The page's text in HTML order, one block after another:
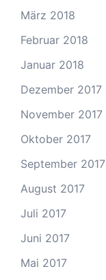
März 2018
Februar 2018
Januar 2018
Dezember 2017
November 2017
Oktober 2017
September 2017
August 2017
Juli 2017
Juni 2017
Mai 2017